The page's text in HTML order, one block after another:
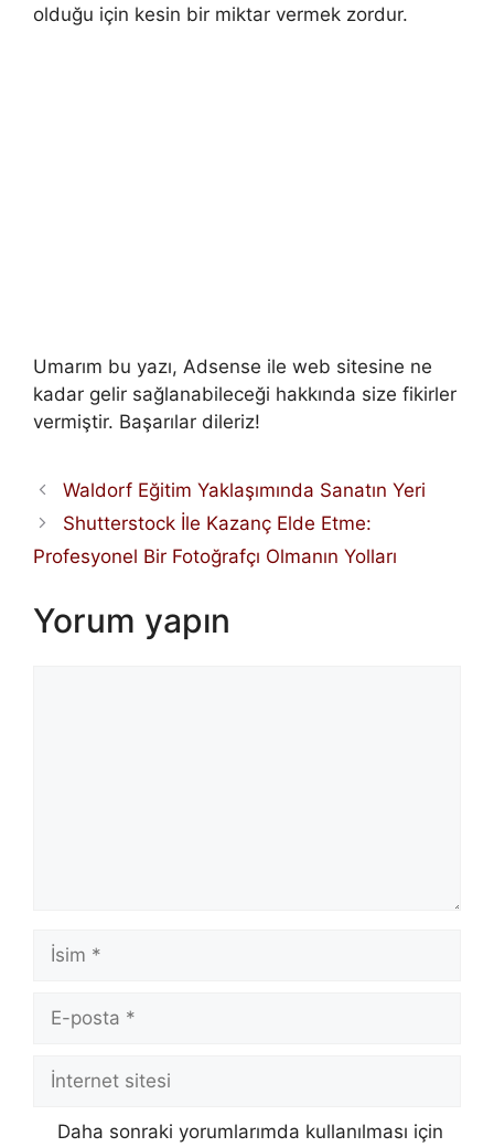
olduğu için kesin bir miktar vermek zordur.
Umarım bu yazı, Adsense ile web sitesine ne
kadar gelir sağlanabileceği hakkında size fikirler
vermiştir. Başarılar dileriz!
Waldorf Eğitim Yaklaşımında Sanatın Yeri
Shutterstock İle Kazanç Elde Etme:
Profesyonel Bir Fotoğrafçı Olmanın Yolları
Yorum yapın
İsim
posta
İnternet
Daha sonraki yorumlarımda kullanılması için